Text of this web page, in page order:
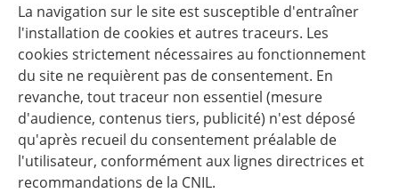
La navigation sur le site est susceptible d'entraîner
l'installation de cookies et autres traceurs. Les
cookies strictement nécessaires au fonctionnement
du site ne requièrent pas de consentement. En
revanche, tout traceur non essentiel (mesure
d'audience, contenus tiers, publicité) n'est déposé
qu'après recueil du consentement préalable de
l'utilisateur, conformément aux lignes directrices et
recommandations de la CNIL.